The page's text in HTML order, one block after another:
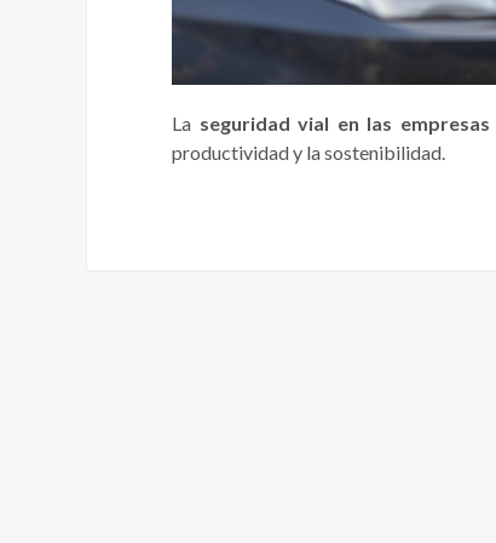
La seguridad vial en las empresas
productividad y la sostenibilidad.